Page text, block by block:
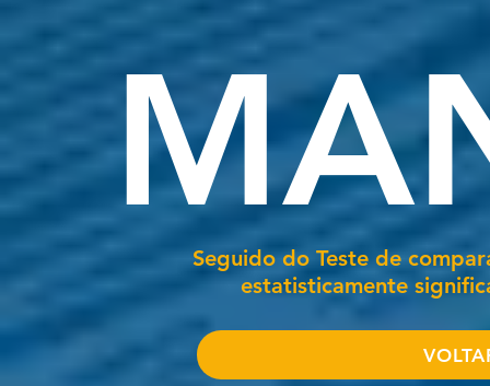
Seguido do Teste de
estatisticamente